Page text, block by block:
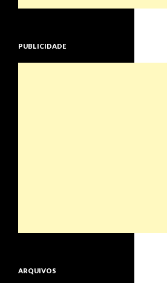
PUBLICIDADE
ARQUIVOS